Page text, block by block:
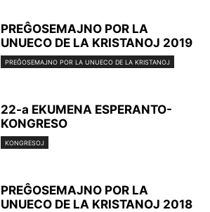
PREĜOSEMAJNO POR LA
UNUECO DE LA KRISTANOJ 2019
PREĜOSEMAJNO POR LA UNUECO DE LA KRISTANOJ
22-a EKUMENA ESPERANTO-
KONGRESO
KONGRESOJ
PREĜOSEMAJNO POR LA
UNUECO DE LA KRISTANOJ 2018